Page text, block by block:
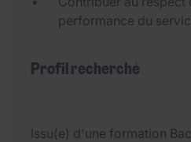
performance du
Profil recherché
Issu(e) d'une formation